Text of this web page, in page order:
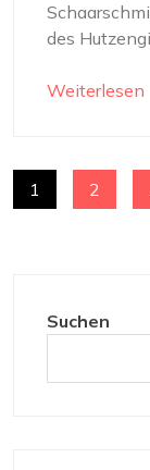
des
Weiterlesen
1 2
Suchen